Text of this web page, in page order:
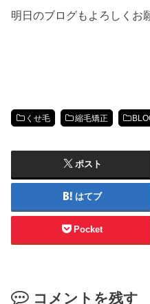
明日のブログもよろしくお
くせ毛 縮毛矯正
ポスト
はてブ
Pocket
コメントを残す